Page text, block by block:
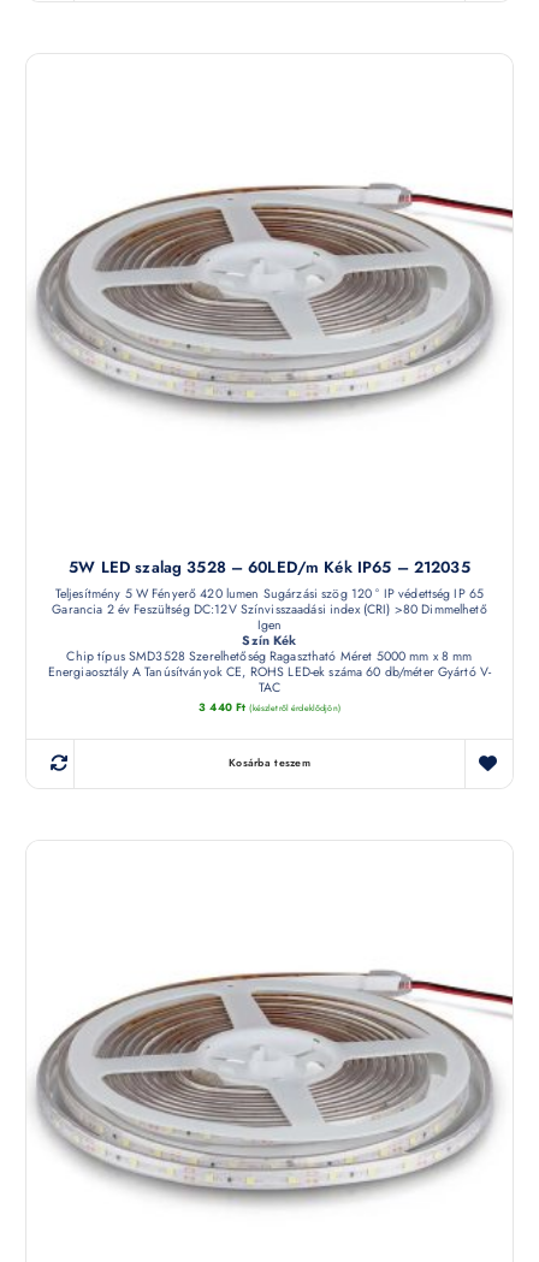
5W LED szalag 3528 – 60LED/m Kék IP65 – 212035
Teljesítmény 5 W Fényerő 420 lumen Sugárzási szög 120 ° IP védettség IP 65
Garancia 2 év Feszültség DC:12V Színvisszaadási index (CRI) >80 Dimmelhető
Igen
Szín Kék
Chip típus SMD3528 Szerelhetőség Ragasztható Méret 5000 mm x 8 mm
Energiaosztály A Tanúsítványok CE, ROHS LED-ek száma 60 db/méter Gyártó V-
TAC
3 440 Ft (készletről érdeklődjön)
Kosárba teszem